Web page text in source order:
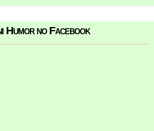
Humor no Facebook